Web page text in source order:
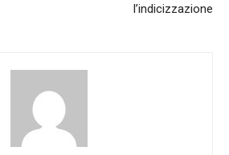
l’indicizzazione